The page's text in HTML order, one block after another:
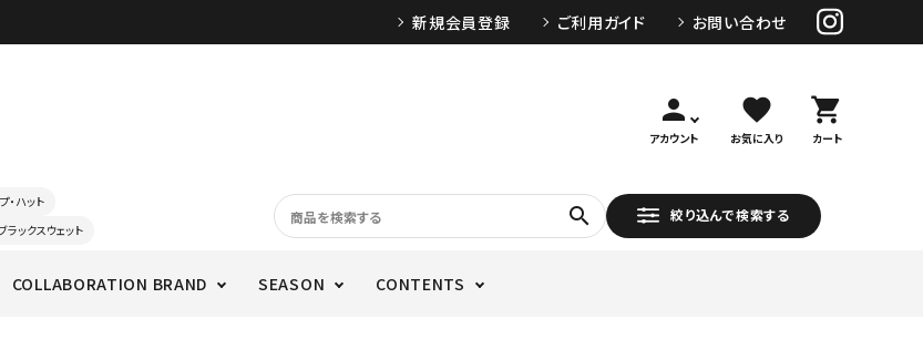
新規会員登録 ご利用ガイド お問い合わせ
person
アカウント
favorite
お気に入り
shopping_cart
カート
・ハット
ラックスウェット
search 絞り込んで検索する
COLLABORATION BRAND SEASON CONTENTS